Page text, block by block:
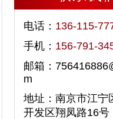
电话： 136-115-
手机： 156-791-
邮箱：
m
地址：南京市江宁
开发区翔凤路16号